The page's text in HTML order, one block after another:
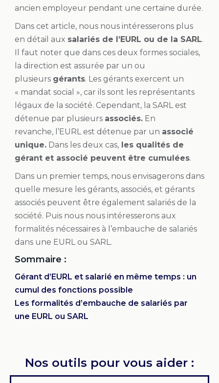
ancien employeur pendant une certaine durée.
Dans cet article, nous nous intéresserons plus
en détail aux salariés de l’EURL ou de la SARL.
Il faut noter que dans ces deux formes sociales,
la direction est assurée par un ou
plusieurs gérants. Les gérants exercent un
« mandat social », car ils sont les représentants
légaux de la société. Cependant, la SARL est
détenue par plusieurs associés. En
revanche, l’EURL est détenue par un associé
unique. Dans les deux cas, les qualités de
gérant et associé peuvent être cumulées.
Dans un premier temps, nous envisagerons dans
quelle mesure les gérants, associés, et gérants
associés peuvent être également salariés de la
société. Puis nous nous intéresserons aux
formalités nécessaires à l’embauche de salariés
dans une EURL ou SARL.
Sommaire :
Gérant d’EURL et salarié en même temps : un
cumul des fonctions possible
Les formalités d’embauche de salariés par
une EURL ou SARL
Nos outils pour vous aider :